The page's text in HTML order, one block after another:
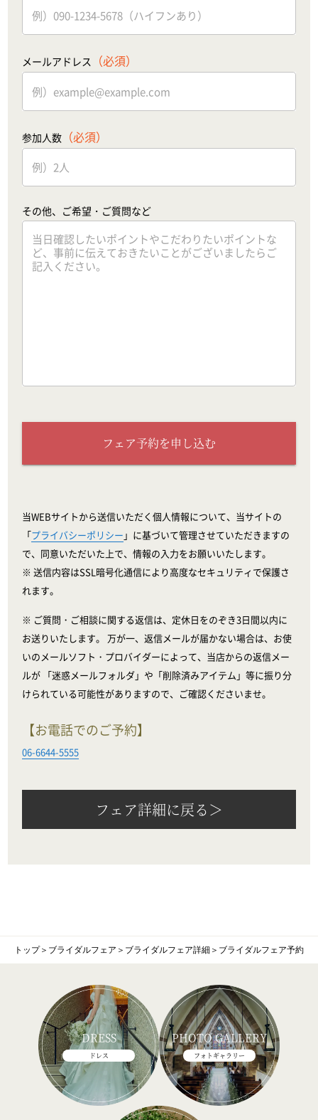
メールアドレス （必須）
参加人数 （必須）
その他、ご希望・ご質問など
フェア予約を申し込む
当WEBサイトから送信いただく個人情報について、当サイトの
「プライバシーポリシー 」に基づいて管理させていただきますの
で、同意いただいた上で、情報の入力をお願いいたします。
※ 送信内容はSSL暗号化通信により高度なセキュリティで保護さ
れます。
※ ご質問・ご相談に関する返信は、定休日をのぞき3日間以内に
お送りいたします。 万が一、返信メールが届かない場合は、お使
いのメールソフト・プロバイダーによって、当店からの返信メー
ルが 「迷惑メールフォルダ」や「削除済みアイテム」等に振り分
けられている可能性がありますので、ご確認くださいませ。
【お電話でのご予約】
06-6644-5555
フェア詳細に戻る＞
トップ＞ ブライダルフェア ＞ ブライダルフェア詳細 ＞ ブライダルフェア予約
DRESS
ドレス
PHOTO GALLERY
フォトギャラリー